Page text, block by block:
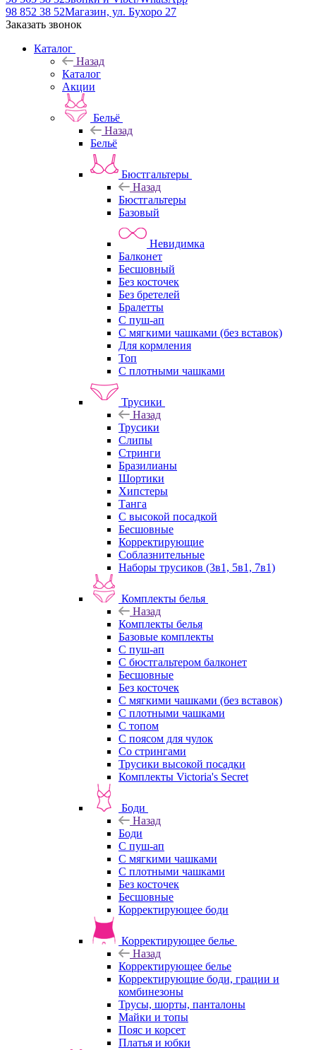
98 852 38 52Магазин, ул. Бухоро 27
Заказать звонок
Каталог
Назад
Каталог
Акции
Бельё
Назад
Бельё
Бюстгальтеры
Назад
Бюстгальтеры
Базовый
Невидимка
Балконет
Бесшовный
Без косточек
Без бретелей
Бралетты
С пуш-ап
С мягкими чашками (без вставок)
Для кормления
Топ
С плотными чашками
Трусики
Назад
Трусики
Слипы
Стринги
Бразилианы
Шортики
Хипстеры
Танга
С высокой посадкой
Бесшовные
Корректирующие
Соблазнительные
Наборы трусиков (3в1, 5в1, 7в1)
Комплекты белья
Назад
Комплекты белья
Базовые комплекты
С пуш-ап
С бюстгальтером балконет
Бесшовные
Без косточек
С мягкими чашками (без вставок)
С плотными чашками
С топом
С поясом для чулок
Со стрингами
Трусики высокой посадки
Комплекты Victoria's Secret
Боди
Назад
Боди
С пуш-ап
С мягкими чашками
С плотными чашками
Без косточек
Бесшовные
Корректирующее боди
Корректирующее белье
Назад
Корректирующее белье
Корректирующие боди, грации и
комбинезоны
Трусы, шорты, панталоны
Майки и топы
Пояс и корсет
Платья и юбки